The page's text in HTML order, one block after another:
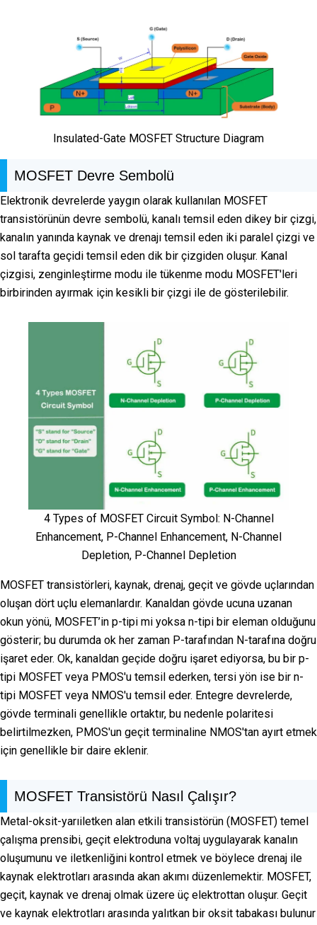
Insulated-Gate MOSFET Structure Diagram
MOSFET Devre Sembolü
Elektronik devrelerde yaygın olarak kullanılan MOSFET
transistörünün devre sembolü, kanalı temsil eden dikey bir çizgi,
kanalın yanında kaynak ve drenajı temsil eden iki paralel çizgi ve
sol tarafta geçidi temsil eden dik bir çizgiden oluşur. Kanal
çizgisi, zenginleştirme modu ile tükenme modu MOSFET'leri
birbirinden ayırmak için kesikli bir çizgi ile de gösterilebilir.
4 Types of MOSFET Circuit Symbol: N-Channel
Enhancement, P-Channel Enhancement, N-Channel
Depletion, P-Channel Depletion
MOSFET transistörleri, kaynak, drenaj, geçit ve gövde uçlarından
oluşan dört uçlu elemanlardır. Kanaldan gövde ucuna uzanan
okun yönü, MOSFET’in p-tipi mi yoksa n-tipi bir eleman olduğunu
gösterir; bu durumda ok her zaman P-tarafından N-tarafına doğru
işaret eder. Ok, kanaldan geçide doğru işaret ediyorsa, bu bir p-
tipi MOSFET veya PMOS'u temsil ederken, tersi yön ise bir n-
tipi MOSFET veya NMOS'u temsil eder. Entegre devrelerde,
gövde terminali genellikle ortaktır, bu nedenle polaritesi
belirtilmezken, PMOS'un geçit terminaline NMOS'tan ayırt etmek
için genellikle bir daire eklenir.
MOSFET Transistörü Nasıl Çalışır?
Metal-oksit-yarıiletken alan etkili transistörün (MOSFET) temel
çalışma prensibi, geçit elektroduna voltaj uygulayarak kanalın
oluşumunu ve iletkenliğini kontrol etmek ve böylece drenaj ile
kaynak elektrotları arasında akan akımı düzenlemektir. MOSFET,
geçit, kaynak ve drenaj olmak üzere üç elektrottan oluşur. Geçit
ve kaynak elektrotları arasında yalıtkan bir oksit tabakası bulunur